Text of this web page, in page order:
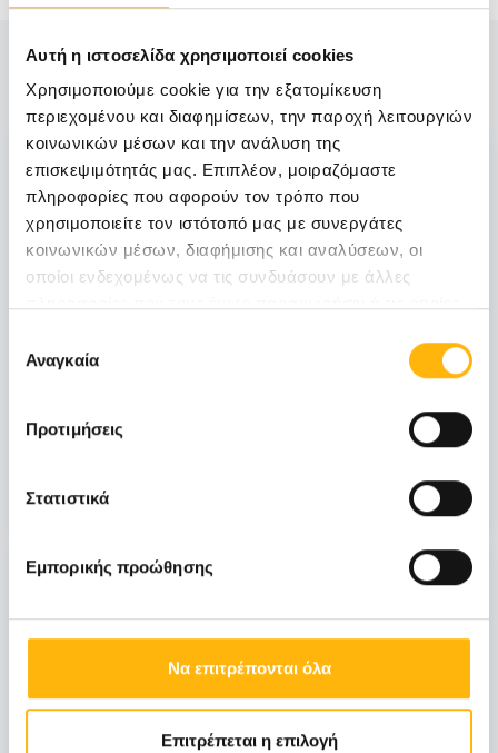
Αυτή η ιστοσελίδα χρησιμοποιεί cookies
Χρησιμοποιούμε cookie για την εξατομίκευση
περιεχομένου και διαφημίσεων, την παροχή λειτουργιών
κοινωνικών μέσων και την ανάλυση της
επισκεψιμότητάς μας. Επιπλέον, μοιραζόμαστε
πληροφορίες που αφορούν τον τρόπο που
χρησιμοποιείτε τον ιστότοπό μας με συνεργάτες
κοινωνικών μέσων, διαφήμισης και αναλύσεων, οι
οποίοι ενδεχομένως να τις συνδυάσουν με άλλες
των υπηρεσιών τους.
συγκατάθεσης
Αναγκαία
Προτιμήσεις
Στατιστικά
Εμπορικής προώθησης
Να επιτρέπονται όλα
Επιτρέπεται η επιλογή
Δείτε Επίσης
06
Νοεμβρίου
06 - 07 ΝΟΕ
ΓΕΝΙΚΗ ΚΛΙΝΙΚΗ
ΙΑΣΩ Γενική Κλινική: Επιστημονική
Διημερίδα «Γυναικολογικές νεοπλασίες και
Θεραπευτικά διλήμματα και νεότερα
Μάθετε Περισσότερα
31
ΓΕΝΙΚΗ ΚΛΙΝΙΚΗ